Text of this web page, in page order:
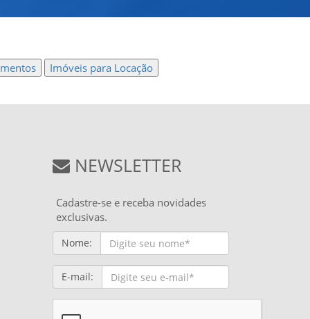
Imóveis para Locação
NEWSLETTER
Cadastre-se e receba novidades
exclusivas.
Nome:
E-mail: